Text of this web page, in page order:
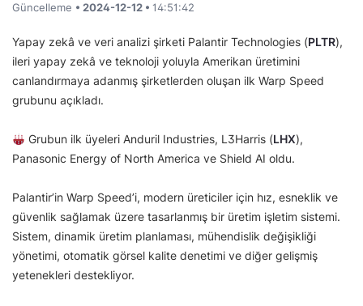
Güncelleme • 2024-12-12 • 14:51:42
Yapay zekâ ve veri analizi şirketi Palantir Technologies (PLTR),
ileri yapay zekâ ve teknoloji yoluyla Amerikan üretimini
canlandırmaya adanmış şirketlerden oluşan ilk Warp Speed
grubunu açıkladı.
Grubun ilk üyeleri Anduril Industries, L3Harris (LHX),
Panasonic Energy of North America ve Shield AI oldu.
Palantir’in Warp Speed’i, modern üreticiler için hız, esneklik ve
güvenlik sağlamak üzere tasarlanmış bir üretim işletim sistemi.
Sistem, dinamik üretim planlaması, mühendislik değişikliği
yönetimi, otomatik görsel kalite denetimi ve diğer gelişmiş
yetenekleri destekliyor.